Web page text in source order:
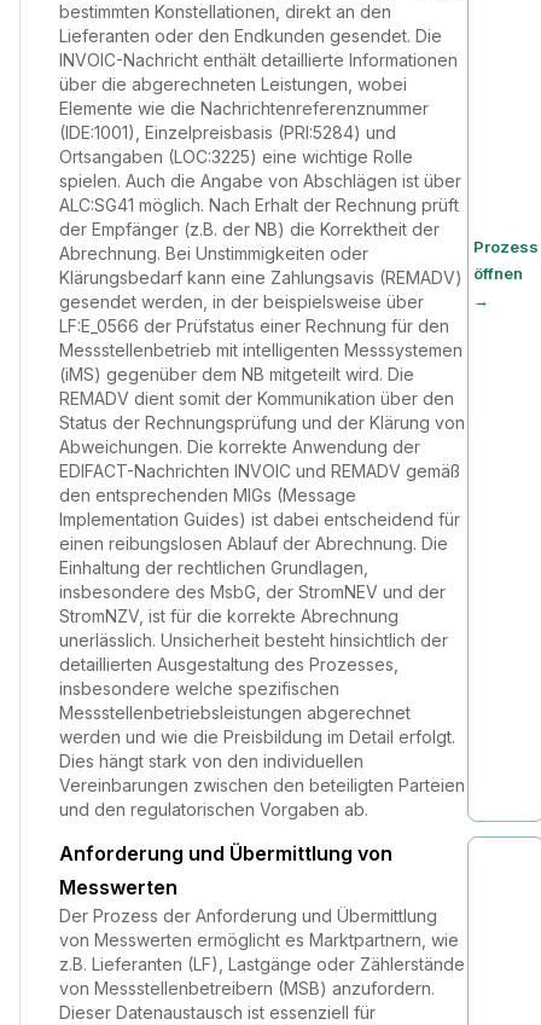
bestimmten Konstellationen, direkt an den
Lieferanten oder den Endkunden gesendet. Die
INVOIC-Nachricht enthält detaillierte Informationen
über die abgerechneten Leistungen, wobei
Elemente wie die Nachrichtenreferenznummer
(IDE:1001), Einzelpreisbasis (PRI:5284) und
Ortsangaben (LOC:3225) eine wichtige Rolle
spielen. Auch die Angabe von Abschlägen ist über
ALC:SG41 möglich. Nach Erhalt der Rechnung prüft
der Empfänger (z.B. der NB) die Korrektheit der
Abrechnung. Bei Unstimmigkeiten oder
Klärungsbedarf kann eine Zahlungsavis (REMADV)
gesendet werden, in der beispielsweise über
LF:E_0566 der Prüfstatus einer Rechnung für den
Messstellenbetrieb mit intelligenten Messsystemen
(iMS) gegenüber dem NB mitgeteilt wird. Die
REMADV dient somit der Kommunikation über den
Status der Rechnungsprüfung und der Klärung von
Abweichungen. Die korrekte Anwendung der
EDIFACT-Nachrichten INVOIC und REMADV gemäß
den entsprechenden MIGs (Message
Implementation Guides) ist dabei entscheidend für
einen reibungslosen Ablauf der Abrechnung. Die
Einhaltung der rechtlichen Grundlagen,
insbesondere des MsbG, der StromNEV und der
StromNZV, ist für die korrekte Abrechnung
unerlässlich. Unsicherheit besteht hinsichtlich der
detaillierten Ausgestaltung des Prozesses,
insbesondere welche spezifischen
Messstellenbetriebsleistungen abgerechnet
werden und wie die Preisbildung im Detail erfolgt.
Dies hängt stark von den individuellen
Vereinbarungen zwischen den beteiligten Parteien
und den regulatorischen Vorgaben ab.
Prozess
öffnen
→
Anforderung und Übermittlung von
Messwerten
Der Prozess der Anforderung und Übermittlung
von Messwerten ermöglicht es Marktpartnern, wie
z.B. Lieferanten (LF), Lastgänge oder Zählerstände
von Messstellenbetreibern (MSB) anzufordern.
Dieser Datenaustausch ist essenziell für